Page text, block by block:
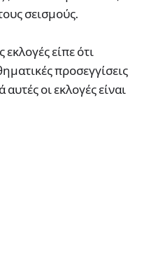
σεισμούς.
είπε ότι
προσεγγίσεις
οι εκλογές είναι